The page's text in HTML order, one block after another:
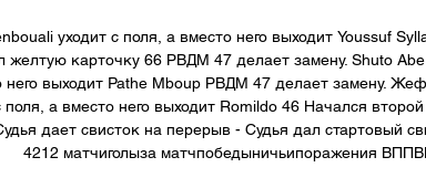
уходит с поля, а вместо него выходит Youssuf
желтую карточку 66 РВДМ 47 делает замену. Shuto Abe
него выходит Pathe Mboup РВДМ 47 делает замену.
поля, а вместо него выходит Romildo 46 Начался
дает свисток на перерыв - Судья дал стартовый
4212 матчиголыза матчпобедыничьипоражения